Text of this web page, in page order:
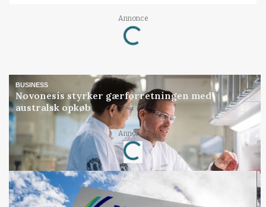
Annonce
Loading...
BUSINESS
Novonesis styrker gærforretningen med
australsk opkøb
Annonce
Loading...